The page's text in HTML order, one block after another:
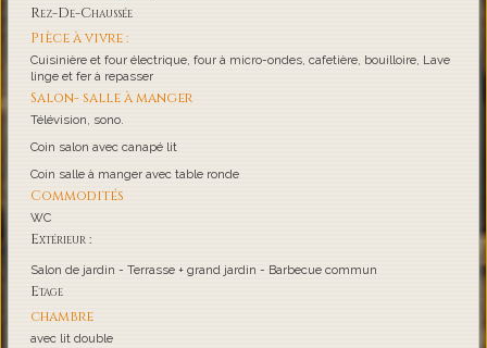
Rez-De-Chaussée
Pièce à vivre :
Cuisinière et four électrique, four à micro-ondes, cafetière, bouilloire, Lave
linge et fer à repasser
Salon- salle à manger
Télévision, sono.
Coin salon avec canapé lit
Coin salle à manger avec table ronde
Commodités
WC
Extérieur :
Salon de jardin - Terrasse + grand jardin - Barbecue commun
Etage
chambre
avec lit double